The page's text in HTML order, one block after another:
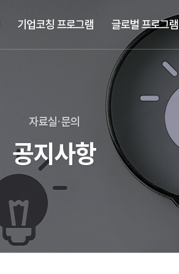
기업코칭 프로그램 글로벌 프로그램
자료실·문의
공지사항